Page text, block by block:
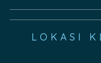
LOKASI